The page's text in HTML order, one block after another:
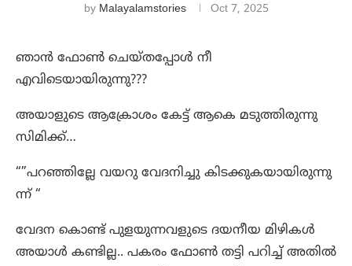
by Malayalamstories Oct 7, 2025
ഞാൻ ഫോൺ ചെയ്തപ്പോൾ നീ
എവിടെയായിരുന്നു???
അയാളുടെ ആക്രോശം കേട്ട് ആകെ മടുത്തിരുന്നു
സിമിക്ക്…
“”പറഞ്ഞില്ലേ വയറു വേദനിച്ചു കിടക്കുകയായിരുന്നു
ന്ന് “
വേദന കൊണ്ട് പുളയുന്നവളുടെ ദയനീയ മിഴികൾ
അയാൾ കണ്ടില്ല.. പകരം ഫോൺ തട്ടി പറിച്ച് അതിൽ